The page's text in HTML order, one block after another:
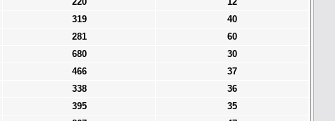
319
40
281
60
680
30
466
37
338
36
395
35